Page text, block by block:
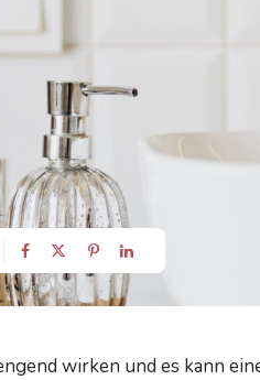
wirken und es kann